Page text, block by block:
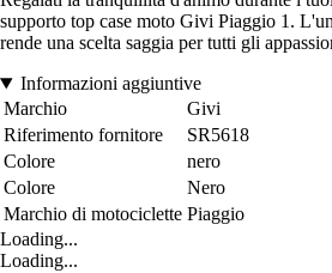
supporto top case moto Givi Piaggio 1.
rende una scelta saggia per tutti gli
Informazioni aggiuntive
Marchio
Givi
Riferimento fornitore
SR5618
Colore
nero
Colore
Nero
Marchio di motociclette Piaggio
Loading...
Loading...